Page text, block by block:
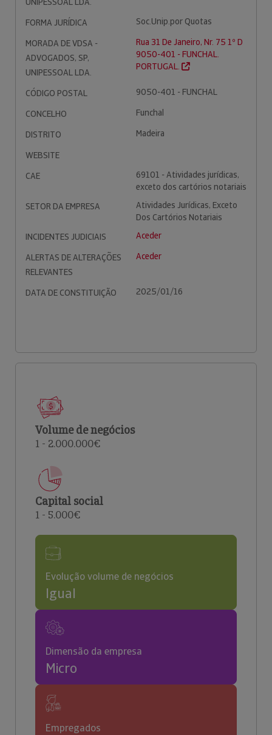
FORMA JURÍDICA
Soc.Unip.por Quotas
MORADA DE VDSA -
ADVOGADOS, SP,
UNIPESSOAL LDA.
Rua 31 De Janeiro, Nr. 75 1º D
9050-401 - FUNCHAL.
PORTUGAL.
CÓDIGO POSTAL
9050-401 - FUNCHAL
CONCELHO
Funchal
DISTRITO
Madeira
WEBSITE
CAE
69101 - Atividades jurídicas,
exceto dos cartórios notariais
SETOR DA EMPRESA
Atividades Jurídicas, Exceto
Dos Cartórios Notariais
INCIDENTES JUDICIAIS
Aceder
ALERTAS DE ALTERAÇÕES
RELEVANTES
Aceder
DATA DE CONSTITUIÇÃO 2025/01/16
Volume de negócios
1 - 2.000.000€
Capital social
1 - 5.000€
Evolução volume de negócios
Igual
Dimensão da empresa
Micro
Empregados